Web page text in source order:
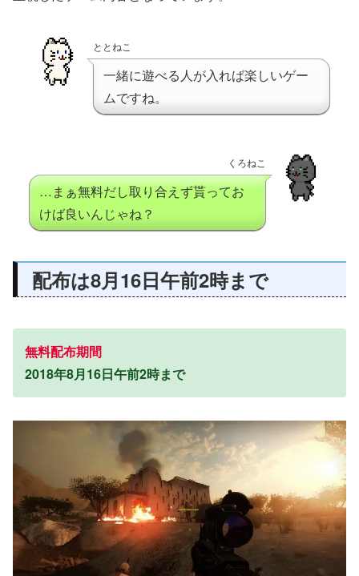
ととねこ
一緒に遊べる人が入れば楽しいゲー
ムですね。
くろねこ
…まぁ無料だし取り合えず貰ってお
けば良いんじゃね？
配布は8月16日午前2時まで
無料配布期間
2018年8月16日午前2時まで